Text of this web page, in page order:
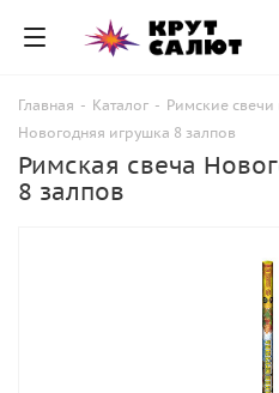
Главная - Каталог - Римские
Новогодняя игрушка 8 залпов
Римская свеча
8 залпов